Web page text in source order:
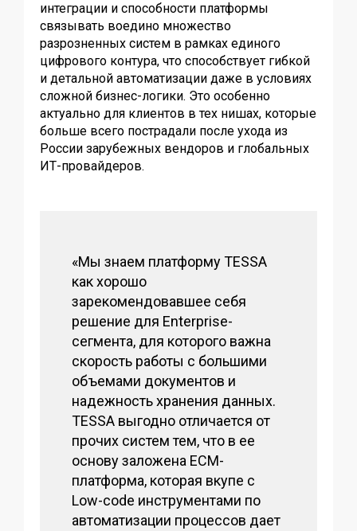
интеграции и способности платформы
связывать воедино множество
разрозненных систем в рамках единого
цифрового контура, что способствует гибкой
и детальной автоматизации даже в условиях
сложной бизнес-логики. Это особенно
актуально для клиентов в тех нишах, которые
больше всего пострадали после ухода из
России зарубежных вендоров и глобальных
ИТ-провайдеров.
«Мы знаем платформу TESSA
как хорошо
зарекомендовавшее себя
решение для Enterprise-
сегмента, для которого важна
скорость работы с большими
объемами документов и
надежность хранения данных.
TESSA выгодно отличается от
прочих систем тем, что в ее
основу заложена ECM-
платформа, которая вкупе с
Low-code инструментами по
автоматизации процессов дает